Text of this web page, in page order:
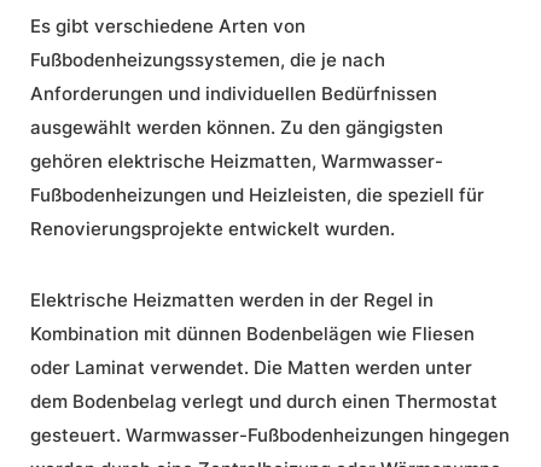
Es gibt verschiedene Arten von
Fußbodenheizungssystemen, die je nach
Anforderungen und individuellen Bedürfnissen
ausgewählt werden können. Zu den gängigsten
gehören elektrische Heizmatten, Warmwasser-
Fußbodenheizungen und Heizleisten, die speziell für
Renovierungsprojekte entwickelt wurden.
Elektrische Heizmatten werden in der Regel in
Kombination mit dünnen Bodenbelägen wie Fliesen
oder Laminat verwendet. Die Matten werden unter
dem Bodenbelag verlegt und durch einen Thermostat
gesteuert. Warmwasser-Fußbodenheizungen hingegen